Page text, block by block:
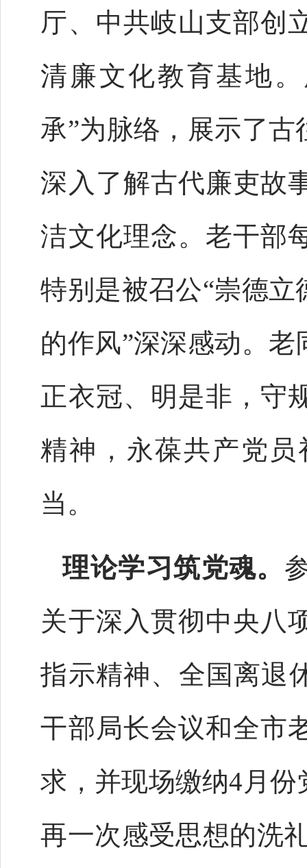
厅、中共岐山支部创
清廉文化教育基地
承”为脉络，展示了
深入了解古代廉吏故
洁文化理念。老干部
特别是被召公“崇德
的作风”深深感动。
正衣冠、明是非，守
精神，永葆共产党
当。
理论学习筑党魂。
关于深入贯彻中央八
指示精神、全国离退
干部局长会议和全市
求，并现场缴纳4月
再一次感受思想的洗